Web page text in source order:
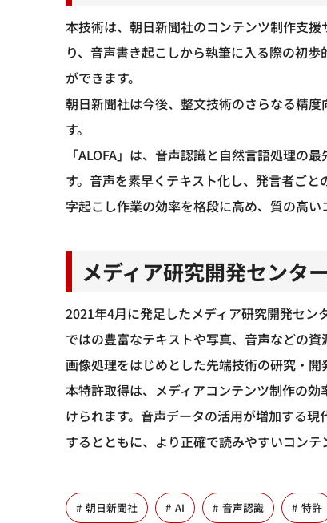
本技術は、朝日新聞社のコンテンツ制作支
り、音声書き起こしから執筆に入る際の初
ができます。
朝日新聞社は今後、整文技術のさらなる精
す。
「ALOFA」は、音声認識と自然言語処理の
す。音声を素早くテキスト化し、発言者ご
字起こし作業の効率を格段に高め、質の高い
メディア研究開発センタ
2021年4月に発足したメディア研究開発セン
ではの豊富なテキストや写真、音声などの
画像処理をはじめとした先端技術の研究・開
本特許取得は、メディアコンテンツ制作の
けられます。音声データの活用が増加する
するとともに、より正確で読みやすいコンテ
朝日新聞社 AI 音声認識 特許